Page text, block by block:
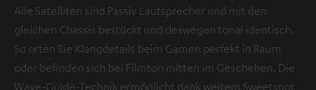
Alle Satelliten sind Passiv Lautsprecher und mit den
gleichen Chassis bestückt und deswegen tonal identisch.
So orten Sie Klangdetails beim Gamen perfekt in Raum
oder befinden sich bei Filmton mitten im Geschehen. Die
Wave-Guide-Technik ermöglicht dank weitem Sweetspot